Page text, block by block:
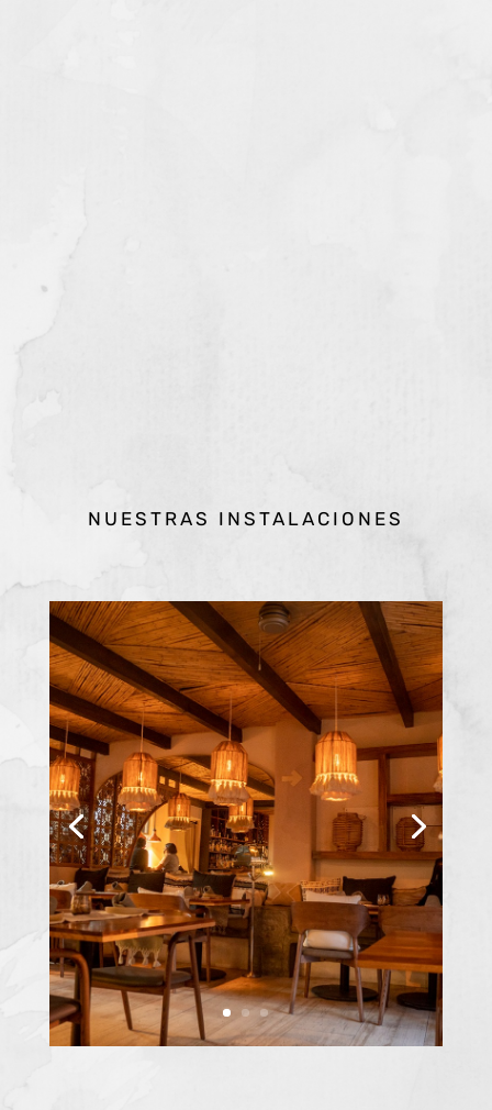
NUESTRAS INSTALACIONES